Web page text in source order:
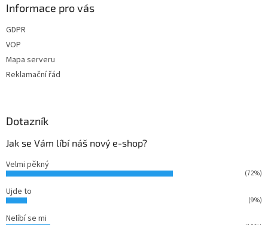
Informace pro vás
GDPR
VOP
Mapa serveru
Reklamační řád
Dotazník
Jak se Vám líbí náš nový e-shop?
Velmi pěkný
(72%)
Ujde to
(9%)
Nelíbí se mi